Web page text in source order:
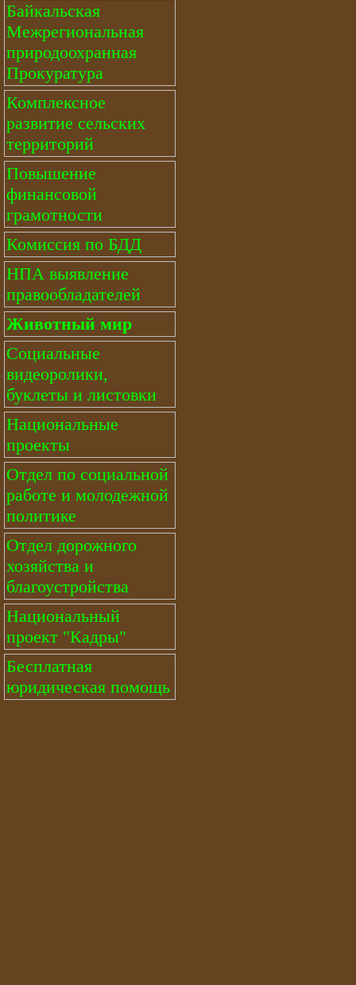
Байкальская
Межрегиональная
природоохранная
Прокуратура
Комплексное
развитие сельских
территорий
Повышение
финансовой
грамотности
Комиссия по БДД
НПА выявление
правообладателей
Животный мир
Социальные
видеоролики,
буклеты и листовки
Национальные
проекты
Отдел по социальной
работе и молодежной
политике
Отдел дорожного
хозяйства и
благоустройства
Национальный
проект "Кадры"
Бесплатная
юридическая помощь